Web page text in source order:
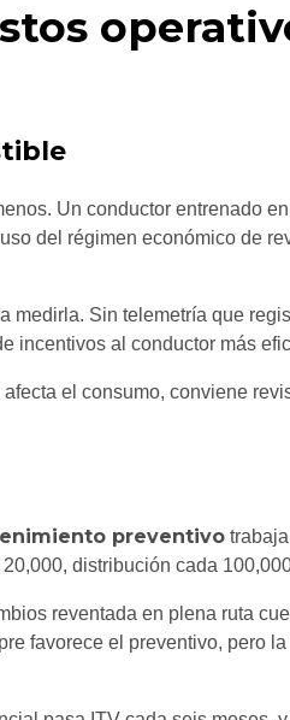
Un conductor entrenado
del régimen económico de
Sin telemetría que
incentivos al conductor más
el consumo, conviene
preventivo
distribución cada
reventada en plena ruta
favorece el preventivo, pero